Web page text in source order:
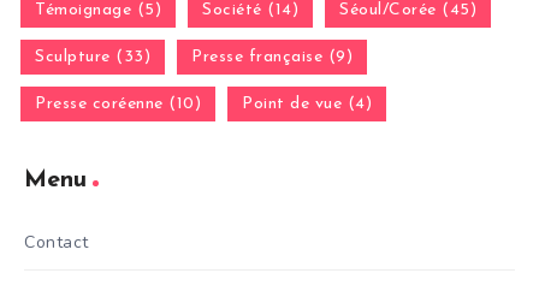
Témoignage (5) Société (14) Séoul/Corée (45)
Sculpture (33) Presse française (9)
Presse coréenne (10) Point de vue (4)
Menu
Contact